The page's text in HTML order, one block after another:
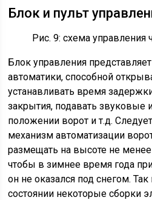
Блок и пульт
Рис. 9: схема управления
Блок управления
автоматики, способной
устанавливать время
закрытия, подавать звуковые
положении ворот и т.д.
механизм автоматизации
размещать на высоте не менее
чтобы в зимнее время года
он не оказался под снегом.
состоянии некоторые сборки